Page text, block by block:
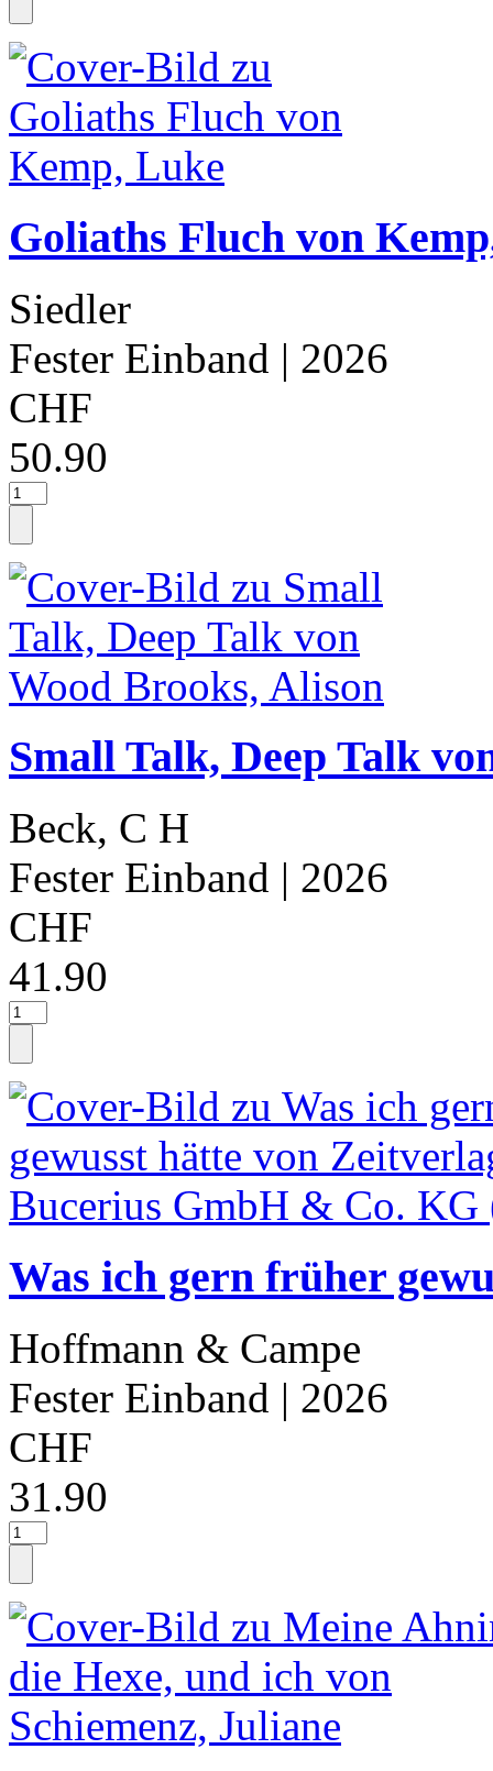
Goliaths Fluch von
Siedler
Fester Einband | 2026
CHF
50.90
Small Talk, Deep Talk
Beck, C H
Fester Einband | 2026
CHF
41.90
Was ich gern früher
Hoffmann & Campe
Fester Einband | 2026
CHF
31.90